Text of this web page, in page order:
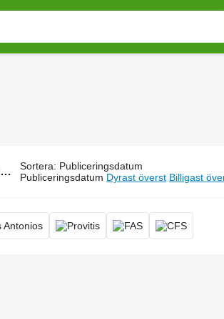
Sortera: Publiceringsdatum
Publiceringsdatum Dyrast överst Billigast